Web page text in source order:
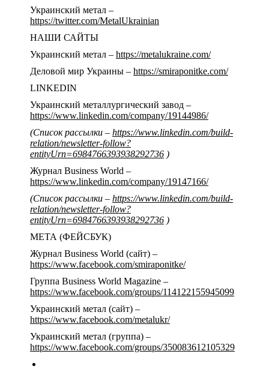
Украинский метал –
https://twitter.com/MetalUkrainian
НАШИ САЙТЫ
Украинский метал – https://metalukraine.com/
Деловой мир Украины – https://smiraponitke.com/
LINKEDIN
Украинский металлургический завод –
https://www.linkedin.com/company/19144986/
(Список рассылки – https://www.linkedin.com/build-
relation/newsletter-follow?
entityUrn=6984766393938292736 )
Журнал Business World –
https://www.linkedin.com/company/19147166/
(Список рассылки – https://www.linkedin.com/build-
relation/newsletter-follow?
entityUrn=6984766393938292736 )
МЕТА (ФЕЙСБУК)
Журнал Business World (сайт) –
https://www.facebook.com/smiraponitke/
Группа Business World Magazine –
https://www.facebook.com/groups/114122155945099
Украинский метал (сайт) –
https://www.facebook.com/metalukr/
Украинский метал (группа) –
https://www.facebook.com/groups/350083612105329